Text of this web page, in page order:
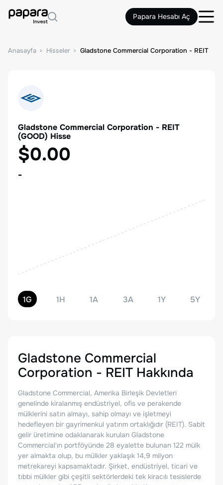
Papara Hesabı Aç
Anasayfa Hisseler Gladstone Commercial Corporation - REIT
Gladstone Commercial Corporation - REIT
(GOOD) Hisse
$0.00
-
1G 1H 1A 3A 1Y 5Y
Gladstone Commercial
Corporation - REIT Hakkında
Gladstone Commercial, Amerika Birleşik Devletleri
genelinde kiralanmış endüstriyel, ofis ve perakende
mülklerini satın almayı, sahip olmayı ve işletmeyi
hedefleyen bir gayrimenkul yatırım ortaklığıdır (REIT). Sabit
gelir üretimine odaklanarak kurulan Gladstone
Commercial'ın portföyünde 28 eyalette bulunan 122 mülk
yer almakta olup, bu mülkler yaklaşık 14,9 milyon
metrekareyi kapsamaktadır. Şirket, endüstriyel, ticari ve
tıbbi mülkler gibi çeşitli sektörlerdeki tek kiracılı tesislerde